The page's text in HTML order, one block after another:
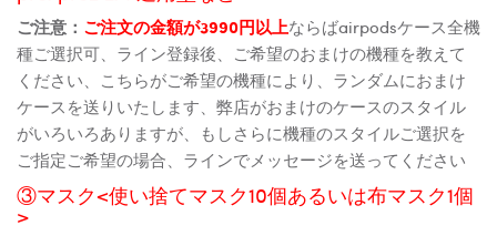
ご注意： ご注文の金額が3990円以上ならばairpodsケース全機
種ご選択可、ライン登録後、ご希望のおまけの機種を教えて
ください、こちらがご希望の機種により、ランダムにおまけ
ケースを送りいたします、弊店がおまけのケースのスタイル
がいろいろありますが、もしさらに機種のスタイルご選択を
ご指定ご希望の場合、ラインでメッセージを送ってください
③マスク<使い捨てマスク10個あるいは布マスク1個
>